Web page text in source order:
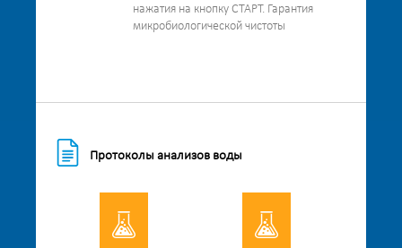
нажатия на кнопку СТАРТ. Гарантия
микробиологической чистоты
Протоколы анализов воды